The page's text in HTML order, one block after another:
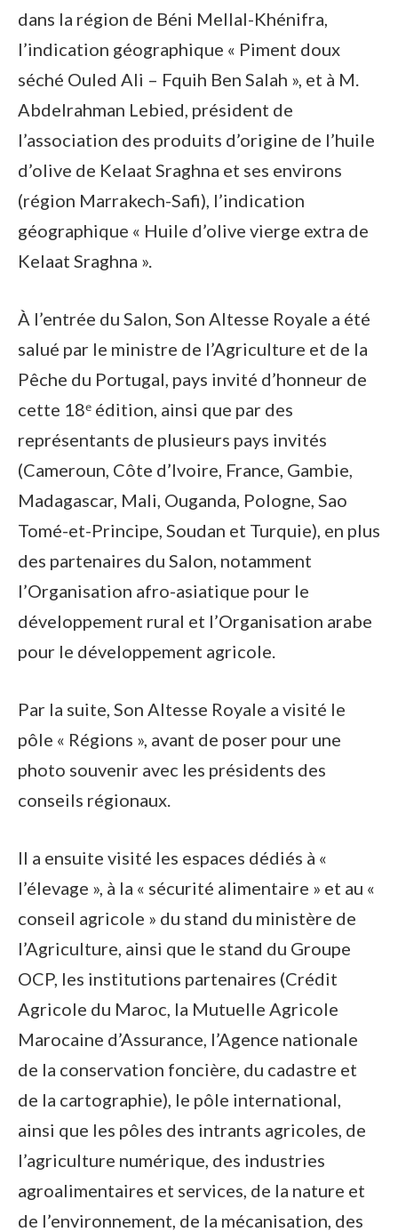
dans la région de Béni Mellal-Khénifra,
l’indication géographique « Piment doux
séché Ouled Ali – Fquih Ben Salah », et à M.
Abdelrahman Lebied, président de
l’association des produits d’origine de l’huile
d’olive de Kelaat Sraghna et ses environs
(région Marrakech-Safi), l’indication
géographique « Huile d’olive vierge extra de
Kelaat Sraghna ».
À l’entrée du Salon, Son Altesse Royale a été
salué par le ministre de l’Agriculture et de la
Pêche du Portugal, pays invité d’honneur de
cette 18ᵉ édition, ainsi que par des
représentants de plusieurs pays invités
(Cameroun, Côte d’Ivoire, France, Gambie,
Madagascar, Mali, Ouganda, Pologne, Sao
Tomé-et-Principe, Soudan et Turquie), en plus
des partenaires du Salon, notamment
l’Organisation afro-asiatique pour le
développement rural et l’Organisation arabe
pour le développement agricole.
Par la suite, Son Altesse Royale a visité le
pôle « Régions », avant de poser pour une
photo souvenir avec les présidents des
conseils régionaux.
Il a ensuite visité les espaces dédiés à «
l’élevage », à la « sécurité alimentaire » et au «
conseil agricole » du stand du ministère de
l’Agriculture, ainsi que le stand du Groupe
OCP, les institutions partenaires (Crédit
Agricole du Maroc, la Mutuelle Agricole
Marocaine d’Assurance, l’Agence nationale
de la conservation foncière, du cadastre et
de la cartographie), le pôle international,
ainsi que les pôles des intrants agricoles, de
l’agriculture numérique, des industries
agroalimentaires et services, de la nature et
de l’environnement, de la mécanisation, des